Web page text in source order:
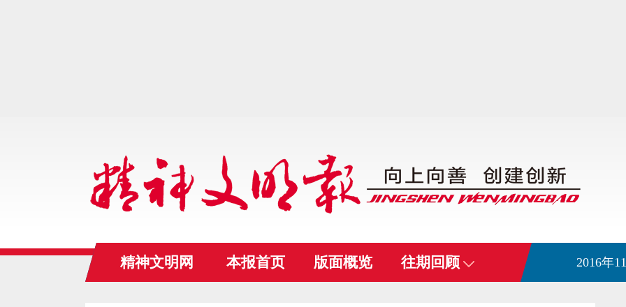
精神文明网 本报首页 版面概览 往期回顾 2016年